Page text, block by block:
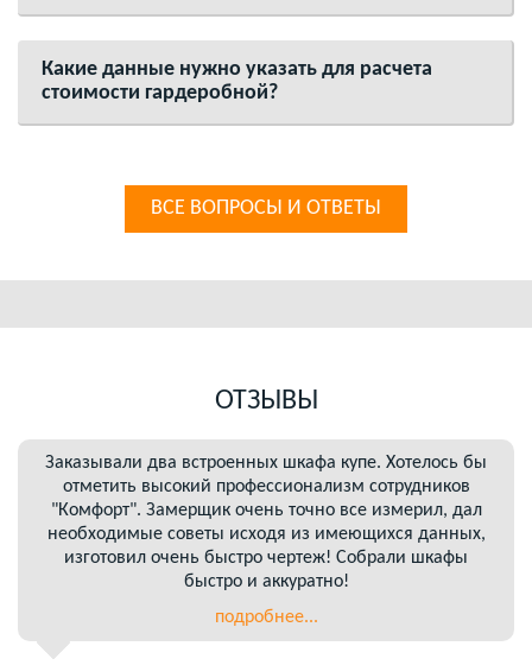
Какие данные нужно указать для расчета
стоимости гардеробной?
ВСЕ ВОПРОСЫ И ОТВЕТЫ
ОТЗЫВЫ
Заказывали два встроенных шкафа купе. Хотелось бы
отметить высокий профессионализм сотрудников
"Комфорт". Замерщик очень точно все измерил, дал
необходимые советы исходя из имеющихся данных,
изготовил очень быстро чертеж! Собрали шкафы
быстро и аккуратно!
подробнее...